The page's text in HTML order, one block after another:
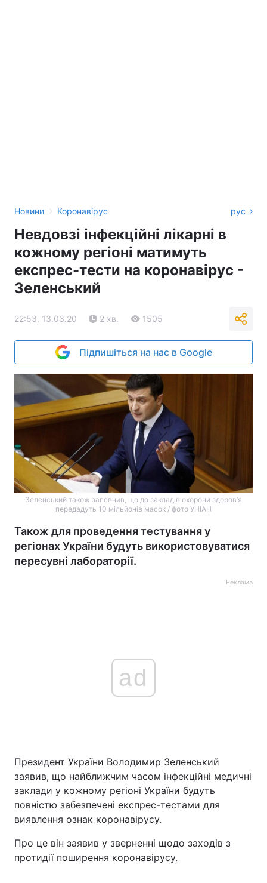
Новини › Коронавірус рус
Невдовзі інфекційні лікарні в
кожному регіоні матимуть
експрес-тести на коронавірус -
Зеленський
22:53, 13.03.20 2 хв. 1505
Підпишіться на нас в Google
Зеленський також запевнив, що до закладів охорони здоров’я
передадуть 10 мільйонів масок / фото УНІАН
Також для проведення тестування у
регіонах України будуть використовуватися
пересувні лабораторії.
Реклама
ad
Президент України Володимир Зеленський
заявив, що найближчим часом інфекційні медичні
заклади у кожному регіоні України будуть
повністю забезпечені експрес-тестами для
виявлення ознак коронавірусу.
Про це він заявив у зверненні щодо заходів з
протидії поширення коронавірусу.